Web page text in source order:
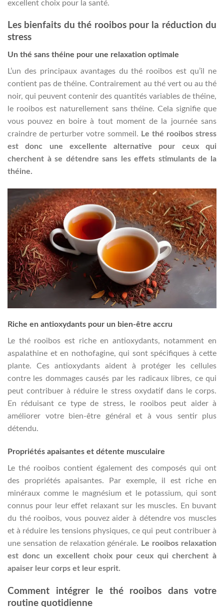
excellent choix pour la santé.
Les bienfaits du thé rooibos pour la réduction du
stress
Un thé sans théine pour une relaxation optimale
L’un des principaux avantages du thé rooibos est qu’il ne
contient pas de théine. Contrairement au thé vert ou au thé
noir, qui peuvent contenir des quantités variables de théine,
le rooibos est naturellement sans théine. Cela signifie que
vous pouvez en boire à tout moment de la journée sans
craindre de perturber votre sommeil. Le thé rooibos stress
est donc une excellente alternative pour ceux qui
cherchent à se détendre sans les effets stimulants de la
théine.
Riche en antioxydants pour un bien-être accru
Le thé rooibos est riche en antioxydants, notamment en
aspalathine et en nothofagine, qui sont spécifiques à cette
plante. Ces antioxydants aident à protéger les cellules
contre les dommages causés par les radicaux libres, ce qui
peut contribuer à réduire le stress oxydatif dans le corps.
En réduisant ce type de stress, le rooibos peut aider à
améliorer votre bien-être général et à vous sentir plus
détendu.
Propriétés apaisantes et détente musculaire
Le thé rooibos contient également des composés qui ont
des propriétés apaisantes. Par exemple, il est riche en
minéraux comme le magnésium et le potassium, qui sont
connus pour leur effet relaxant sur les muscles. En buvant
du thé rooibos, vous pouvez aider à détendre vos muscles
et à réduire les tensions physiques, ce qui peut contribuer à
une sensation de relaxation générale. Le rooibos relaxation
est donc un excellent choix pour ceux qui cherchent à
apaiser leur corps et leur esprit.
Comment intégrer le thé rooibos dans votre
routine quotidienne